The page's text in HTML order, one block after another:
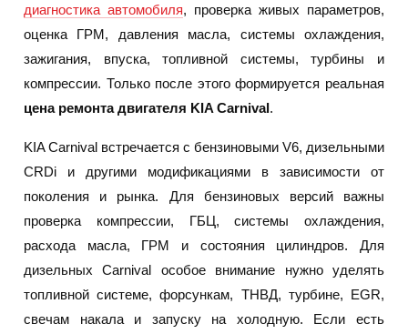
диагностика автомобиля, проверка живых параметров,
оценка ГРМ, давления масла, системы охлаждения,
зажигания, впуска, топливной системы, турбины и
компрессии. Только после этого формируется реальная
цена ремонта двигателя KIA Carnival.
KIA Carnival встречается с бензиновыми V6, дизельными
CRDi и другими модификациями в зависимости от
поколения и рынка. Для бензиновых версий важны
проверка компрессии, ГБЦ, системы охлаждения,
расхода масла, ГРМ и состояния цилиндров. Для
дизельных Carnival особое внимание нужно уделять
топливной системе, форсункам, ТНВД, турбине, EGR,
свечам накала и запуску на холодную. Если есть